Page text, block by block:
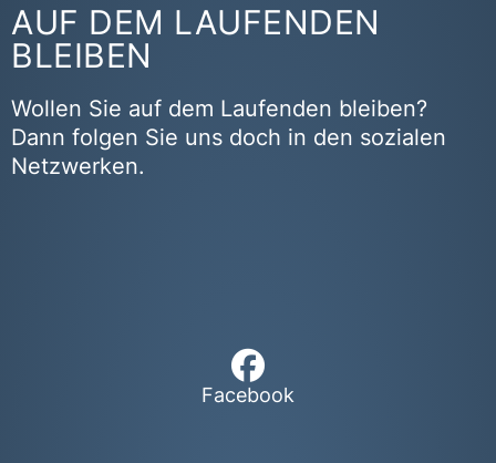
AUF DEM LAUFENDEN
BLEIBEN
Wollen Sie auf dem Laufenden bleiben?
Dann folgen Sie uns doch in den sozialen
Netzwerken.
Facebook